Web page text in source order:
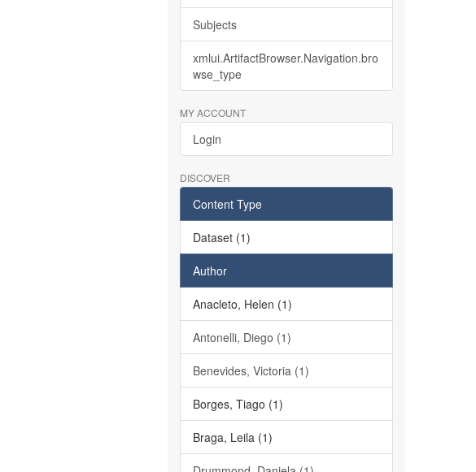
Subjects
xmlui.ArtifactBrowser.Navigation.bro
wse_type
MY ACCOUNT
Login
DISCOVER
Content Type
Dataset (1)
Author
Anacleto, Helen (1)
Antonelli, Diego (1)
Benevides, Victoria (1)
Borges, Tiago (1)
Braga, Leila (1)